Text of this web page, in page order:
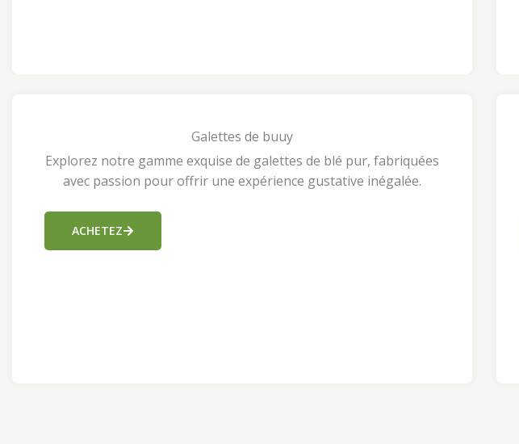
Galettes de buuy
Explorez notre gamme exquise de galettes de blé pur, fabriquées
avec passion pour offrir une expérience gustative inégalée.
ACHETEZ